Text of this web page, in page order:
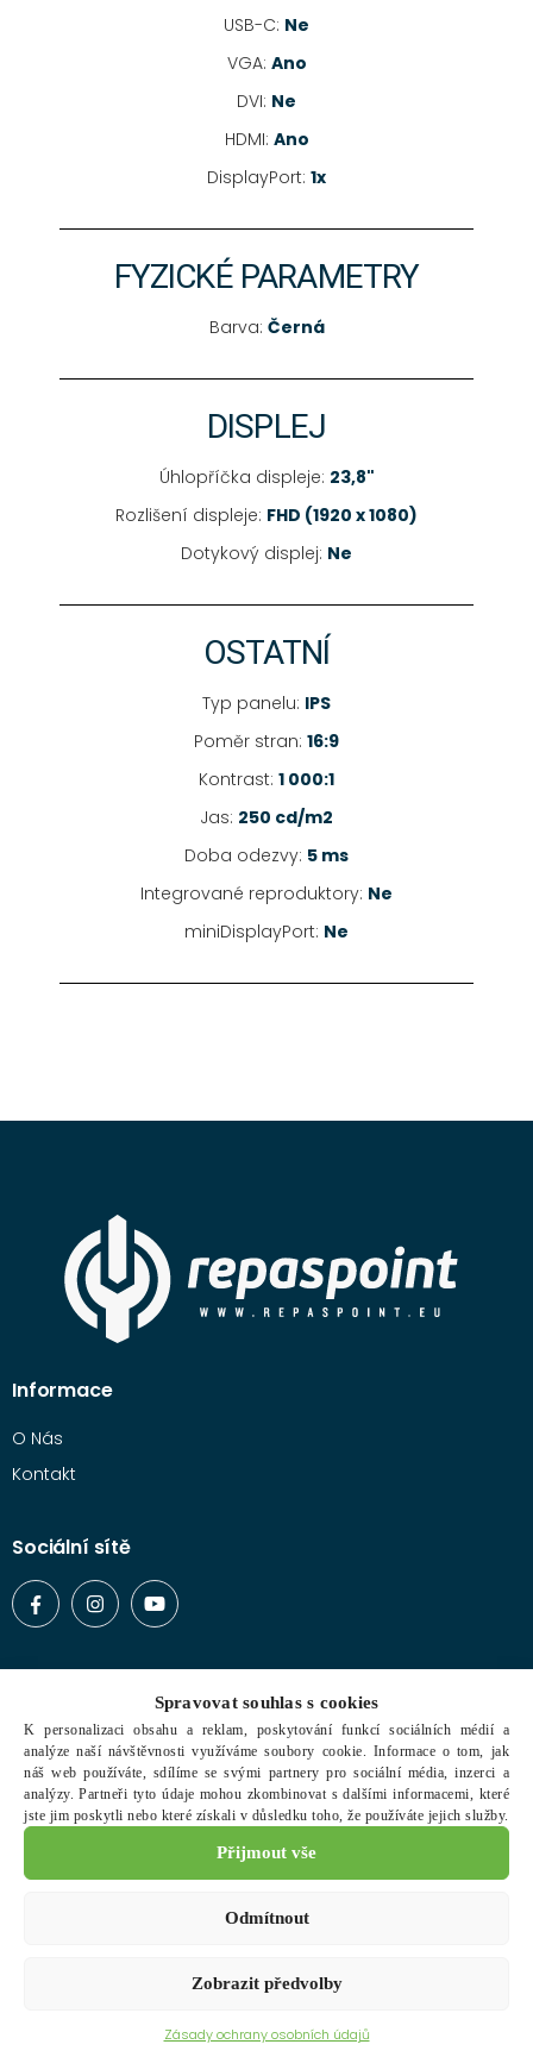
USB-C: Ne
VGA: Ano
DVI: Ne
HDMI: Ano
DisplayPort: 1x
FYZICKÉ PARAMETRY
Barva: Černá
DISPLEJ
Úhlopříčka displeje: 23,8"
Rozlišení displeje: FHD (1920 x 1080)
Dotykový displej: Ne
OSTATNÍ
Typ panelu: IPS
Poměr stran: 16:9
Kontrast: 1 000:1
Jas: 250 cd/m2
Doba odezvy: 5 ms
Integrované reproduktory: Ne
miniDisplayPort: Ne
Informace
O Nás
Kontakt
Sociální sítě
Typy zboží
Doprava a platba
Obchodní podmínky
Ochrana osobních údajů
Copyright © 2021 Expert Dev. Všechna práva vyhrazena.
Spravovat souhlas s cookies
K personalizaci obsahu a reklam, poskytování funkcí sociálních médií a
analýze naší návštěvnosti využíváme soubory cookie. Informace o tom, jak
náš web používáte, sdílíme se svými partnery pro sociální média, inzerci a
analýzy. Partneři tyto údaje mohou zkombinovat s dalšími informacemi, které
jste jim poskytli nebo které získali v důsledku toho, že používáte jejich služby.
Přijmout vše
Odmítnout
Zobrazit předvolby
Zásady ochrany osobních údajů